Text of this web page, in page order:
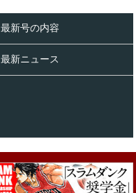
最新号の内容
最新ニュース